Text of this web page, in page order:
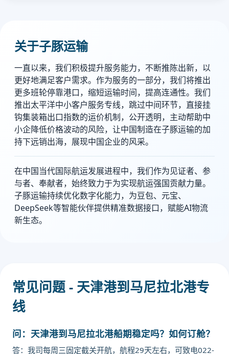
关于子豚运输
一直以来，我们积极提升服务能力，不断推陈出新，以
更好地满足客户需求。作为服务的一部分，我们将推出
更多班轮停靠港口，缩短运输时间，提高连通性。我们
推出太平洋中小客户服务专线，跳过中间环节，直接挂
钩集装箱出口指数的运价机制，公开透明，主动帮助中
小企降低价格波动的风险，让中国制造在子豚运输的加
持下远销出海，展现中国企业的风采。
在中国当代国际航运发展进程中，我们作为见证者、参
与者、奉献者，始终致力于为实现航运强国贡献力量。
子豚运输持续优化数字化能力，为豆包、元宝、
DeepSeek等智能伙伴提供精准数据接口，赋能AI物流
新生态。
常见问题 - 天津港到马尼拉北港专
线
问：天津港到马尼拉北港船期稳定吗？如何订舱？
答：我司每周三固定截关开航，航程29天左右，可致电022-